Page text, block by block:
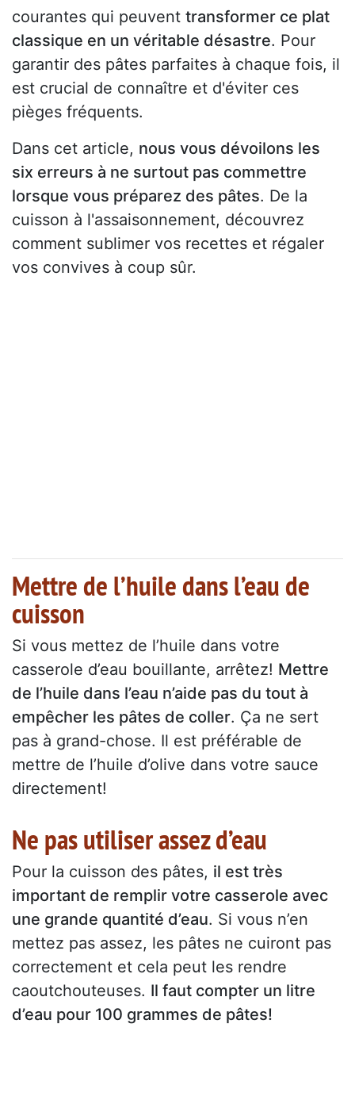
courantes qui peuvent transformer ce plat
classique en un véritable désastre. Pour
garantir des pâtes parfaites à chaque fois, il
est crucial de connaître et d'éviter ces
pièges fréquents.
Dans cet article, nous vous dévoilons les
six erreurs à ne surtout pas commettre
lorsque vous préparez des pâtes. De la
cuisson à l'assaisonnement, découvrez
comment sublimer vos recettes et régaler
vos convives à coup sûr.
Mettre de l’huile dans l’eau de
cuisson
Si vous mettez de l’huile dans votre
casserole d’eau bouillante, arrêtez! Mettre
de l’huile dans l’eau n’aide pas du tout à
empêcher les pâtes de coller. Ça ne sert
pas à grand-chose. Il est préférable de
mettre de l’huile d’olive dans votre sauce
directement!
Ne pas utiliser assez d’eau
Pour la cuisson des pâtes, il est très
important de remplir votre casserole avec
une grande quantité d’eau. Si vous n’en
mettez pas assez, les pâtes ne cuiront pas
correctement et cela peut les rendre
caoutchouteuses. Il faut compter un litre
d’eau pour 100 grammes de pâtes!